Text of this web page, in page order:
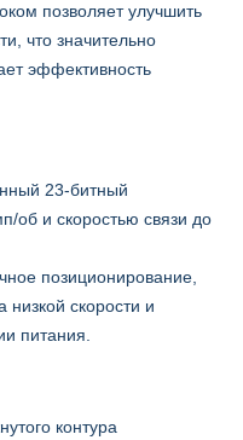
позволяет улучшить
что значительно
эффективность
23-битный
об и скоростью связи до
позиционирование,
скорости и
питания.
контура